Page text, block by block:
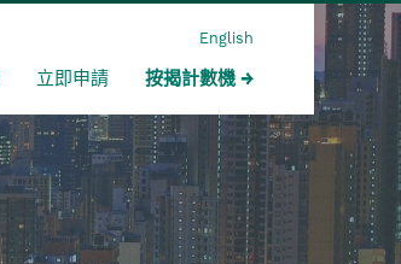
English
立即申請 按揭計數機